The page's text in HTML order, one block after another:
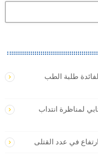
لفائدة طلبة الطب
لمناظرة انتداب
في عدد القتلى